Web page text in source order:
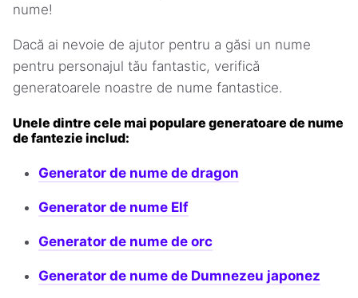
nume!
Dacă ai nevoie de ajutor pentru a găsi un nume
pentru personajul tău fantastic, verifică
generatoarele noastre de nume fantastice.
Unele dintre cele mai populare generatoare de nume
de fantezie includ:
Generator de nume de dragon
Generator de nume Elf
Generator de nume de orc
Generator de nume de Dumnezeu japonez